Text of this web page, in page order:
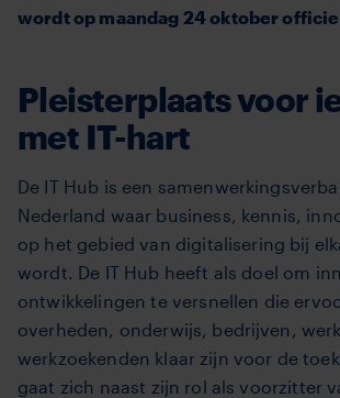
wordt op maandag 24 oktober
Pleisterplaats voor
met IT-hart
De IT Hub is een
Nederland waar business, kennis,
op het gebied van digitalisering bij
wordt. De IT Hub heeft als doel om
ontwikkelingen te versnellen die
overheden, onderwijs, bedrijven,
werkzoekenden klaar zijn voor de
gaat zich naast zijn rol als voorzitter